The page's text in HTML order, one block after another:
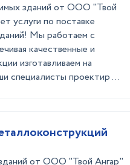
зданий от ООО "Твой
услуги по поставке
Мы работаем с
качественные и
изготавливаем на
специалисты проектир ...
от ООО "Твой Ангар"